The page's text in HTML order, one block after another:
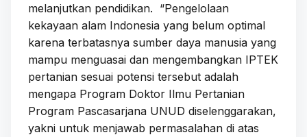
melanjutkan pendidikan. “Pengelolaan
kekayaan alam Indonesia yang belum optimal
karena terbatasnya sumber daya manusia yang
mampu menguasai dan mengembangkan IPTEK
pertanian sesuai potensi tersebut adalah
mengapa Program Doktor Ilmu Pertanian
Program Pascasarjana UNUD diselenggarakan,
yakni untuk menjawab permasalahan di atas